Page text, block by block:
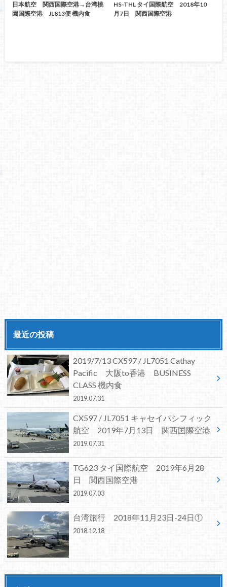
日本航空 関西国際空港→台湾桃
園国際空港 JL813便 機内食
HS-THL タイ国際航空 2018年10
月7日 関西国際空港
最近の投稿
2019/7/13 CX597 / JL7051 Cathay
Pacific 大阪to香港 BUSINESS
CLASS 機内食
2019.07.31
CX597 / JL7051 キャセイパシフィック
航空 2019年7月13日 関西国際空港
2019.07.31
TG623 タイ国際航空 2019年6月28
日 関西国際空港
2019.07.03
台湾旅行 2018年11月23日-24日①
2018.12.18